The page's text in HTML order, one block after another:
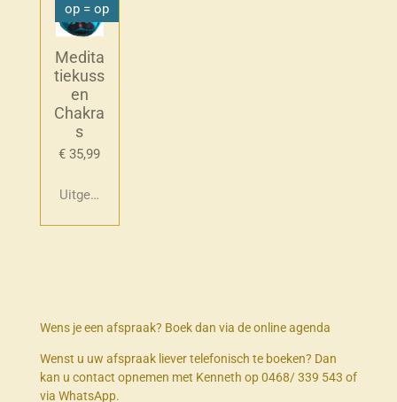
op = op
Medita
tiekuss
en
Chakra
s
€ 35,99
Uitgeschakeld
Wens je een afspraak? Boek dan via de online agenda
Wenst u uw afspraak liever telefonisch te boeken? Dan
kan u contact opnemen met Kenneth op 0468/ 339 543 of
via WhatsApp.